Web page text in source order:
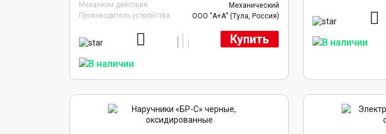
Механизм действия
Механический
Производитель устройства
ООО "А+А" (Тула, Россия)
Купить